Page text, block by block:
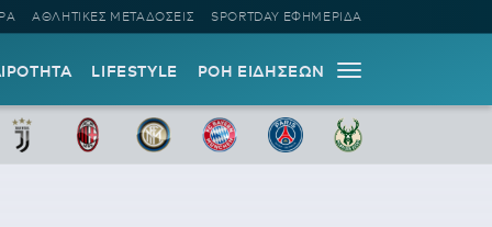
ΑΘΛΗΤΙΚΕΣ ΜΕΤΑΔΟΣΕΙΣ SPORTDAY ΕΦΗΜΕΡΙΔΑ
LIFESTYLE ΡΟΗ ΕΙΔΗΣΕΩΝ